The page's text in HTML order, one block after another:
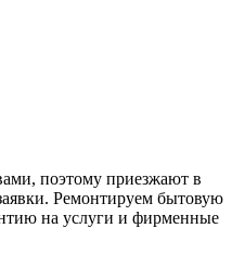
поэтому приезжают в
Ремонтируем бытовую
на услуги и фирменные